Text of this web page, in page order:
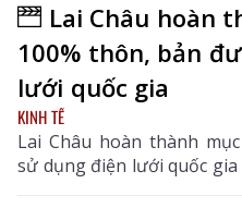
Lai Châu hoàn
100% thôn, bản
lưới quốc gia
KINH TẾ
Lai Châu hoàn thành
sử dụng điện lưới quốc gia